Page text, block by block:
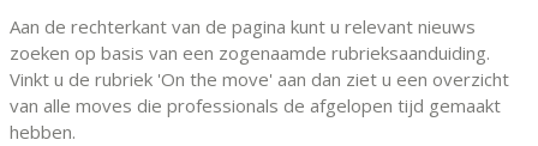
Aan de rechterkant van de pagina kunt u relevant nieuws
zoeken op basis van een zogenaamde rubrieksaanduiding.
Vinkt u de rubriek 'On the move' aan dan ziet u een overzicht
van alle moves die professionals de afgelopen tijd gemaakt
hebben.